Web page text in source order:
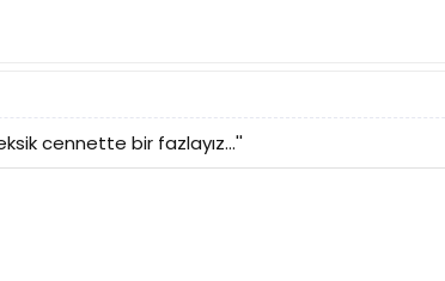
cennette bir fazlayız...''